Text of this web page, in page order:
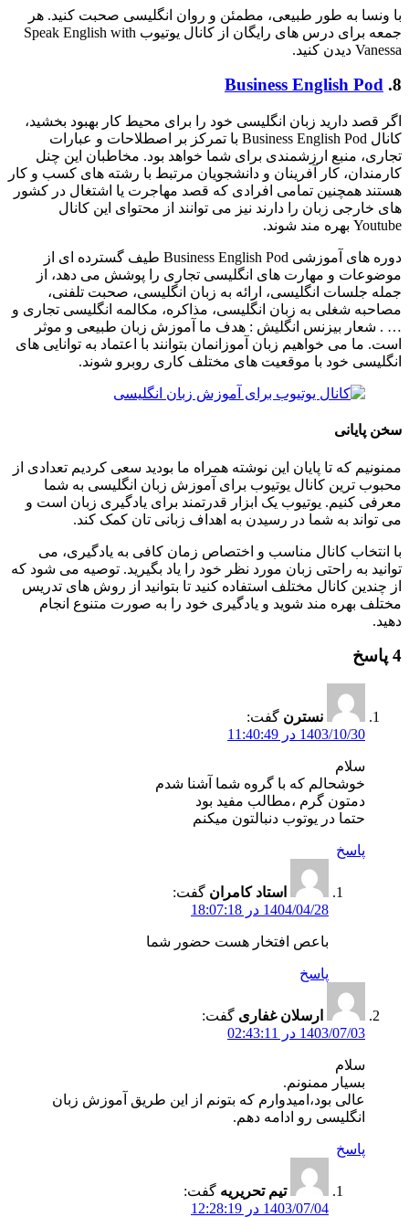
با ونسا به طور طبیعی، مطمئن و روان انگلیسی صحبت کنید. هر
جمعه برای درس‌ های رایگان از کانال یوتیوب Speak English with
Vanessa دیدن کنید.
8.
Business English Pod
اگر قصد دارید زبان انگلیسی خود را برای محیط کار بهبود بخشید،
کانال Business English Pod با تمرکز بر اصطلاحات و عبارات
تجاری، منبع ارزشمندی برای شما خواهد بود. مخاطبان این چنل
کارمندان، کار آفرینان و دانشجویان مرتبط با رشته های کسب و کار
هستند همچنین تمامی افرادی که قصد مهاجرت یا اشتغال در کشور
های خارجی زبان را دارند نیز می توانند از محتوای این کانال
Youtube بهره مند شوند.
دوره های آموزشی Business English Pod طیف گسترده ای از
موضوعات و مهارت های انگلیسی تجاری را پوشش می دهد، از
جمله جلسات انگلیسی، ارائه به زبان انگلیسی، صحبت تلفنی،
مصاحبه شغلی به زبان انگلیسی، مذاکره، مکالمه انگلیسی تجاری و
… . شعار بیزنس انگلیش : هدف ما آموزش زبان طبیعی و موثر
است. ما می‌ خواهیم زبان‌ آموزانمان بتوانند با اعتماد به توانایی‌ های
انگلیسی خود با موقعیت‌ های مختلف کاری روبرو شوند.
سخن پایانی
ممنونیم که تا پایان این نوشته همراه ما بودید سعی کردیم تعدادی از
محبوب ترین کانال یوتیوب برای آموزش زبان انگلیسی به شما
معرفی کنیم. یوتیوب یک ابزار قدرتمند برای یادگیری زبان است و
می‌ تواند به شما در رسیدن به اهداف زبانی‌ تان کمک کند.
با انتخاب کانال مناسب و اختصاص زمان کافی به یادگیری، می‌
توانید به راحتی زبان مورد نظر خود را یاد بگیرید. توصیه می‌ شود که
از چندین کانال مختلف استفاده کنید تا بتوانید از روش‌ های تدریس
مختلف بهره‌ مند شوید و یادگیری خود را به صورت متنوع انجام
دهید.
4 پاسخ
نسترن گفت:
1403/10/30 در 11:40:49
سلام
خوشحالم که با گروه شما آشنا شدم
دمتون گرم ،مطالب مفید بود
حتما در یوتوب دنبالتون میکنم
پاسخ
استاد کامران گفت:
1404/04/28 در 18:07:18
باعص افتخار هست حضور شما
پاسخ
ارسلان غفاری گفت:
1403/07/03 در 02:43:11
سلام
بسیار ممنونم.
عالی بود،امیدوارم که بتونم از این طریق آموزش زبان
انگلیسی رو ادامه دهم.
پاسخ
تیم تحریریه گفت:
1403/07/04 در 12:28:19